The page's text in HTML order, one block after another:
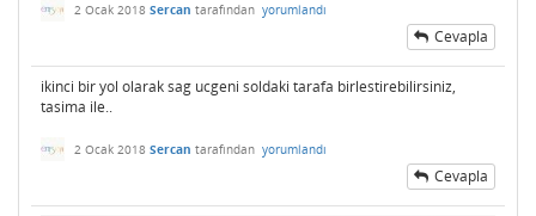
2 Ocak 2018 Sercan tarafından yorumlandı
Cevapla
ikinci bir yol olarak sag ucgeni soldaki tarafa birlestirebilirsiniz,
tasima ile..
2 Ocak 2018 Sercan tarafından yorumlandı
Cevapla